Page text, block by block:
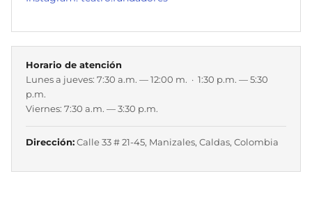
Horario de atención
Lunes a jueves: 7:30 a.m. — 12:00 m. · 1:30 p.m. — 5:30
p.m.
Viernes: 7:30 a.m. — 3:30 p.m.
Dirección:Calle 33 # 21-45, Manizales, Caldas, Colombia